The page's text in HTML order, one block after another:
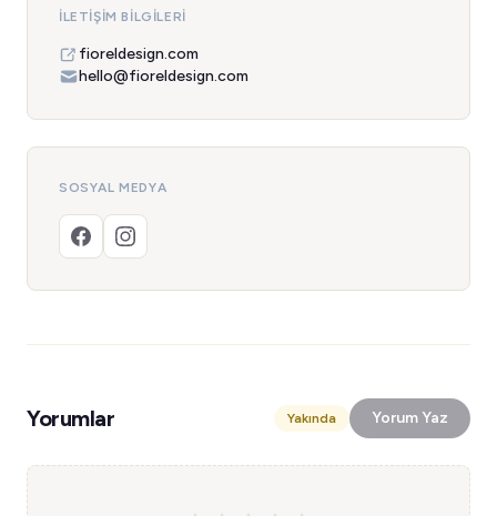
İLETIŞIM BILGILERI
fioreldesign.com
hello@fioreldesign.com
SOSYAL MEDYA
Yorumlar Yakında Yorum Yaz